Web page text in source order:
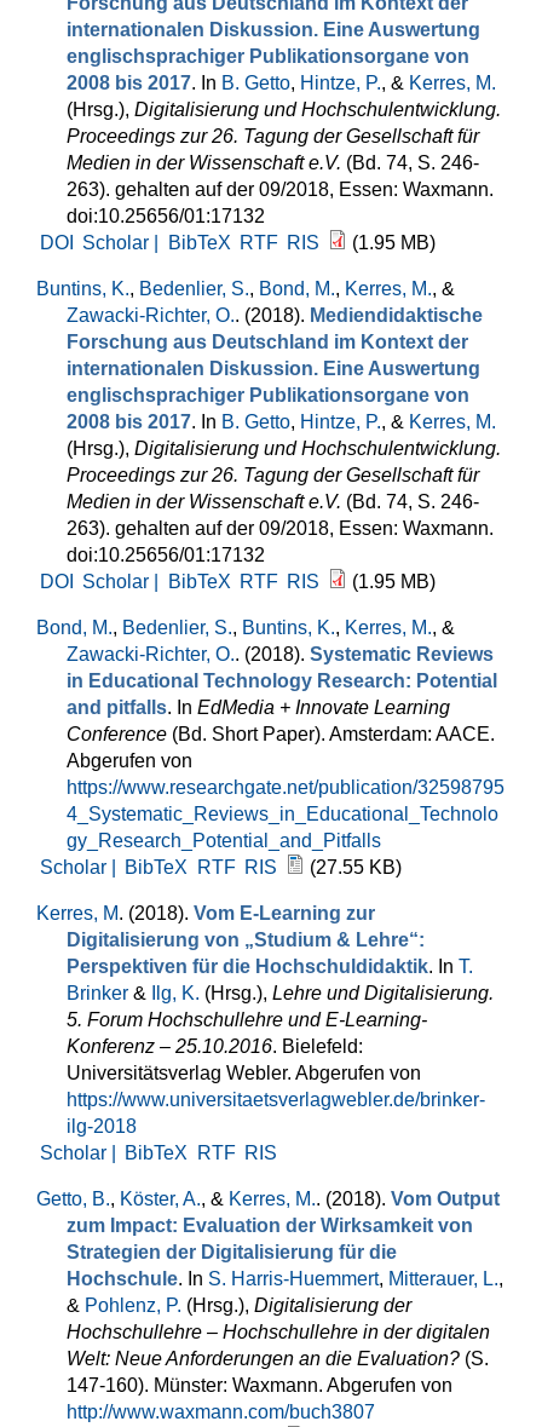
internationalen Diskussion. Eine Auswertung
englischsprachiger Publikationsorgane von
2008 bis 2017. In B. Getto, Hintze, P., & Kerres, M.
(Hrsg.), Digitalisierung und Hochschulentwicklung.
Proceedings zur 26. Tagung der Gesellschaft für
Medien in der Wissenschaft e.V. (Bd. 74, S. 246-
263). gehalten auf der 09/2018, Essen: Waxmann.
doi:10.25656/01:17132
DOI
Scholar | BibTeX RTF RIS (1.95 MB)
Buntins, K., Bedenlier, S., Bond, M., Kerres, M., &
Zawacki-Richter, O.. (2018). Mediendidaktische
Forschung aus Deutschland im Kontext der
internationalen Diskussion. Eine Auswertung
englischsprachiger Publikationsorgane von
2008 bis 2017. In B. Getto, Hintze, P., & Kerres, M.
(Hrsg.), Digitalisierung und Hochschulentwicklung.
Proceedings zur 26. Tagung der Gesellschaft für
Medien in der Wissenschaft e.V. (Bd. 74, S. 246-
263). gehalten auf der 09/2018, Essen: Waxmann.
doi:10.25656/01:17132
DOI
Scholar | BibTeX RTF RIS (1.95 MB)
Bond, M., Bedenlier, S., Buntins, K., Kerres, M., &
Zawacki-Richter, O.. (2018). Systematic Reviews
in Educational Technology Research: Potential
and pitfalls. In EdMedia + Innovate Learning
Conference (Bd. Short Paper). Amsterdam: AACE.
Abgerufen von
https://www.researchgate.net/publication/32598795
4_Systematic_Reviews_in_Educational_Technolo
gy_Research_Potential_and_Pitfalls
Scholar |
BibTeX RTF RIS (27.55 KB)
Kerres, M. (2018). Vom E-Learning zur
Digitalisierung von „Studium & Lehre“:
Perspektiven für die Hochschuldidaktik. In T.
Brinker & Ilg, K. (Hrsg.), Lehre und Digitalisierung.
5. Forum Hochschullehre und E-Learning-
Konferenz – 25.10.2016. Bielefeld:
Universitätsverlag Webler. Abgerufen von
https://www.universitaetsverlagwebler.de/brinker-
ilg-2018
Scholar |
BibTeX RTF RIS
Getto, B., Köster, A., & Kerres, M.. (2018). Vom Output
zum Impact: Evaluation der Wirksamkeit von
Strategien der Digitalisierung für die
Hochschule. In S. Harris-Huemmert, Mitterauer, L.,
& Pohlenz, P. (Hrsg.), Digitalisierung der
Hochschullehre – Hochschullehre in der digitalen
Welt: Neue Anforderungen an die Evaluation? (S.
147-160). Münster: Waxmann. Abgerufen von
http://www.waxmann.com/buch3807